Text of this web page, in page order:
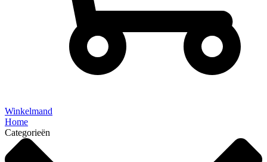
Winkelmand
Home
Categorieën